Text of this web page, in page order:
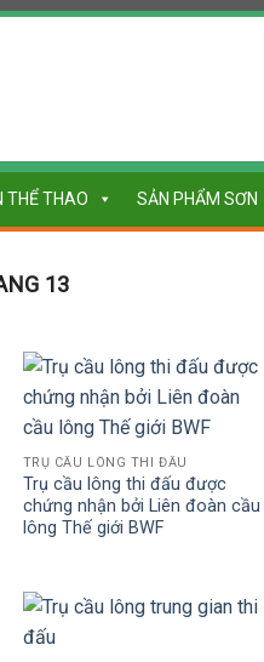
THỂ THAO SẢN PHẨM SƠN
13
TRỤ CẦU LÔNG THI ĐẤU
Trụ cầu lông thi đấu được
chứng nhận bởi Liên đoàn cầu
lông Thế giới BWF